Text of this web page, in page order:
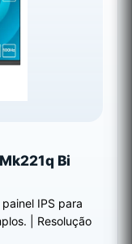
Bi
IPS para
| Resolução